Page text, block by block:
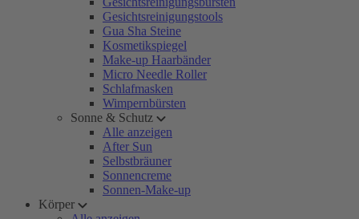
Gesichtsreinigungstools
Gua Sha Steine
Kosmetikspiegel
Make-up Haarbänder
Micro Needle Roller
Schlafmasken
Wimpernbürsten
Sonne & Schutz
Alle anzeigen
After Sun
Selbstbräuner
Sonnencreme
Sonnen-Make-up
Körper